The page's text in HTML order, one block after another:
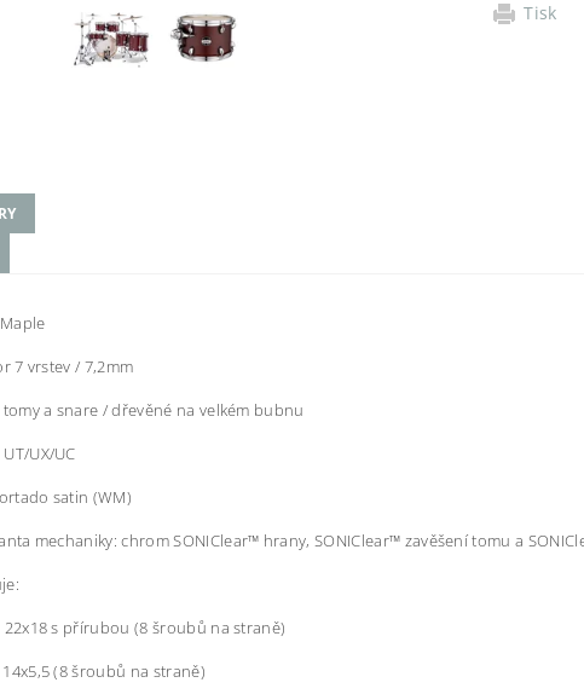
Tisk
7 vrstev / 7,2mm
tomy a snare / dřevěné na velkém bubnu
UX/UC
satin (WM)
mechaniky: chrom SONIClear™ hrany, SONIClear™ zavěšení tomu a
s přírubou (8 šroubů na straně)
(8 šroubů na straně)